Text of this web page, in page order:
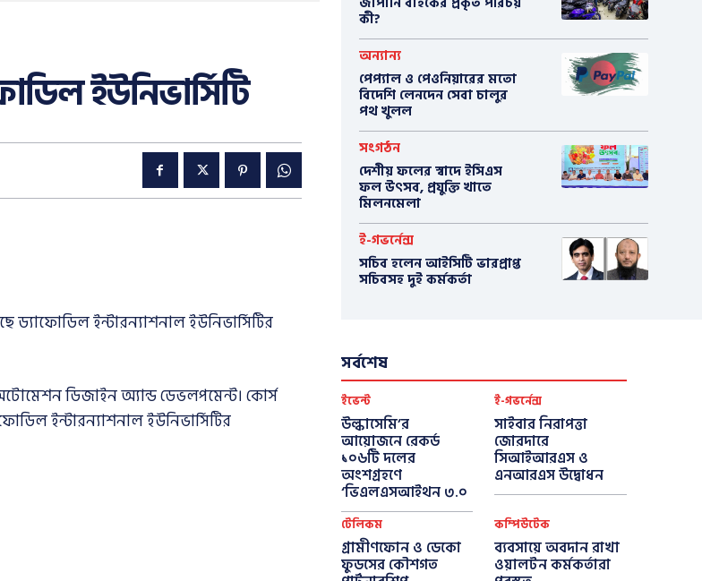
ইউনিভার্সিটি
ড্যাফোডিল ইন্টারন্যাশনাল ইউনিভার্সিটির
ডিজাইন অ্যান্ড ডেভলপমেন্ট। কোর্স
ইন্টারন্যাশনাল ইউনিভার্সিটির
কী?
অন্যান্য
পেপ্যাল ও পেওনিয়ারের মতো
বিদেশি লেনদেন সেবা চালুর
পথ খুলল
সংগঠন
দেশীয় ফলের স্বাদে ইসিএস
ফল উৎসব, প্রযুক্তি খাতে
মিলনমেলা
ই-গভর্নেন্স
সচিব হলেন আইসিটি ভারপ্রাপ্ত
সচিবসহ দুই কর্মকর্তা
সর্বশেষ
ইভেন্ট
উল্কাসেমি’র
আয়োজনে রেকর্ড
১০৬টি দলের
অংশগ্রহণে
‘ভিএলএসআইথন ৩.০
ই-গভর্নেন্স
সাইবার নিরাপত্তা
জোরদারে
সিআইআরএস ও
এনআরএস উদ্বোধন
টেলিকম
গ্রামীণফোন ও ডেকো
ফুডসের কৌশগত
কম্পিউটেক
ব্যবসায়ে অবদান রাখা
ওয়ালটন কর্মকর্তারা